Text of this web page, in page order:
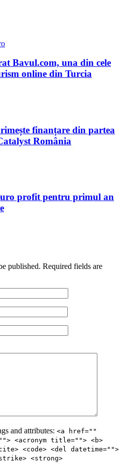
Bavul.com, una din cele
online din Turcia
finanțare din partea
România
profit pentru primul an
published. Required fields are
and attributes: <a href=""
<acronym title=""> <b>
<code> <del datetime="">
<strong>